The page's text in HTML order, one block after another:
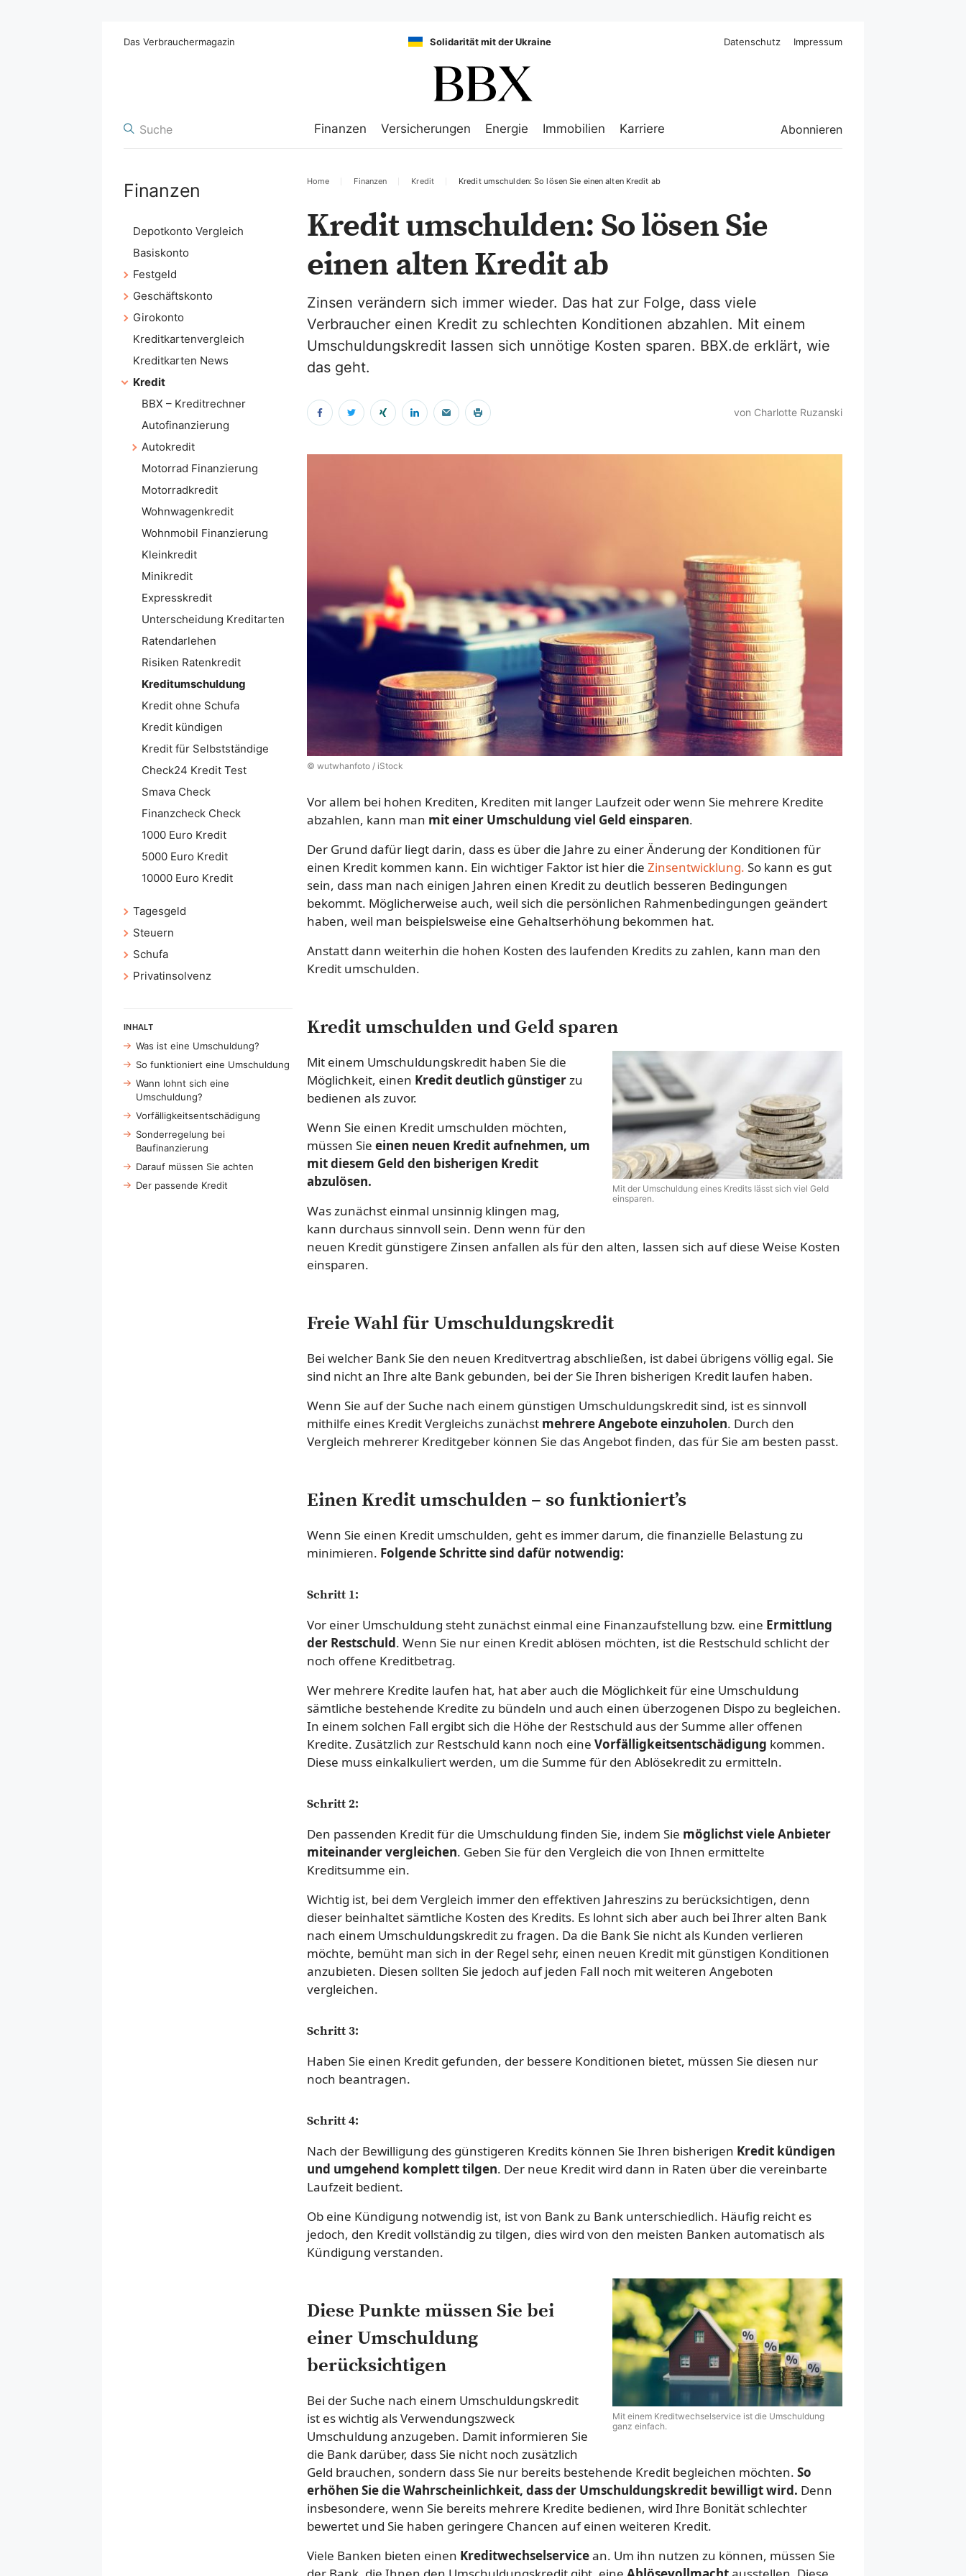
Das Verbrauchermagazin Solidarität mit der Ukraine Datenschutz Impressum
Finanzen Versicherungen Energie Immobilien Karriere Abonnieren
Finanzen
Depotkonto Vergleich
Basiskonto
Festgeld
Geschäftskonto
Girokonto
Kreditkartenvergleich
Kreditkarten News
Kredit
BBX – Kreditrechner
Autofinanzierung
Autokredit
Motorrad Finanzierung
Motorradkredit
Wohnwagenkredit
Wohnmobil Finanzierung
Kleinkredit
Minikredit
Expresskredit
Unterscheidung Kreditarten
Ratendarlehen
Risiken Ratenkredit
Kreditumschuldung
Kredit ohne Schufa
Kredit kündigen
Kredit für Selbstständige
Check24 Kredit Test
Smava Check
Finanzcheck Check
1000 Euro Kredit
5000 Euro Kredit
10000 Euro Kredit
Tagesgeld
Steuern
Schufa
Privatinsolvenz
INHALT
Was ist eine Umschuldung?
So funktioniert eine Umschuldung
Wann lohnt sich eine
Umschuldung?
Vorfälligkeitsentschädigung
Sonderregelung bei
Baufinanzierung
Darauf müssen Sie achten
Der passende Kredit
Home Finanzen Kredit Kredit umschulden: So lösen Sie einen alten Kredit ab
Kredit umschulden: So lösen Sie
einen alten Kredit ab
Zinsen verändern sich immer wieder. Das hat zur Folge, dass viele
Verbraucher einen Kredit zu schlechten Konditionen abzahlen. Mit einem
Umschuldungskredit lassen sich unnötige Kosten sparen. BBX.de erklärt, wie
das geht.
von Charlotte Ruzanski
© wutwhanfoto / iStock
Vor allem bei hohen Krediten, Krediten mit langer Laufzeit oder wenn Sie mehrere Kredite
abzahlen, kann man mit einer Umschuldung viel Geld einsparen.
Der Grund dafür liegt darin, dass es über die Jahre zu einer Änderung der Konditionen für
einen Kredit kommen kann. Ein wichtiger Faktor ist hier die Zinsentwicklung. So kann es gut
sein, dass man nach einigen Jahren einen Kredit zu deutlich besseren Bedingungen
bekommt. Möglicherweise auch, weil sich die persönlichen Rahmenbedingungen geändert
haben, weil man beispielsweise eine Gehaltserhöhung bekommen hat.
Anstatt dann weiterhin die hohen Kosten des laufenden Kredits zu zahlen, kann man den
Kredit umschulden.
Kredit umschulden und Geld sparen
Mit der Umschuldung eines Kredits lässt sich viel Geld
einsparen.
Mit einem Umschuldungskredit haben Sie die
Möglichkeit, einen Kredit deutlich günstigerzu
bedienen als zuvor.
Wenn Sie einen Kredit umschulden möchten,
müssen Sie einen neuen Kredit aufnehmen, um
mit diesem Geld den bisherigen Kredit
abzulösen.
Was zunächst einmal unsinnig klingen mag,
kann durchaus sinnvoll sein. Denn wenn für den
neuen Kredit günstigere Zinsen anfallen als für den alten, lassen sich auf diese Weise Kosten
einsparen.
Freie Wahl für Umschuldungskredit
Bei welcher Bank Sie den neuen Kreditvertrag abschließen, ist dabei übrigens völlig egal. Sie
sind nicht an Ihre alte Bank gebunden, bei der Sie Ihren bisherigen Kredit laufen haben.
Wenn Sie auf der Suche nach einem günstigen Umschuldungskredit sind, ist es sinnvoll
mithilfe eines Kredit Vergleichs zunächst mehrere Angebote einzuholen. Durch den
Vergleich mehrerer Kreditgeber können Sie das Angebot finden, das für Sie am besten passt.
Einen Kredit umschulden – so funktioniert’s
Wenn Sie einen Kredit umschulden, geht es immer darum, die finanzielle Belastung zu
minimieren. Folgende Schritte sind dafür notwendig:
Schritt 1:
Vor einer Umschuldung steht zunächst einmal eine Finanzaufstellung bzw. eine Ermittlung
der Restschuld. Wenn Sie nur einen Kredit ablösen möchten, ist die Restschuld schlicht der
noch offene Kreditbetrag.
Wer mehrere Kredite laufen hat, hat aber auch die Möglichkeit für eine Umschuldung
sämtliche bestehende Kredite zu bündeln und auch einen überzogenen Dispo zu begleichen.
In einem solchen Fall ergibt sich die Höhe der Restschuld aus der Summe aller offenen
Kredite. Zusätzlich zur Restschuld kann noch eine Vorfälligkeitsentschädigung kommen.
Diese muss einkalkuliert werden, um die Summe für den Ablösekredit zu ermitteln.
Schritt 2:
Den passenden Kredit für die Umschuldung finden Sie, indem Sie möglichst viele Anbieter
miteinander vergleichen. Geben Sie für den Vergleich die von Ihnen ermittelte
Kreditsumme ein.
Wichtig ist, bei dem Vergleich immer den effektiven Jahreszins zu berücksichtigen, denn
dieser beinhaltet sämtliche Kosten des Kredits. Es lohnt sich aber auch bei Ihrer alten Bank
nach einem Umschuldungskredit zu fragen. Da die Bank Sie nicht als Kunden verlieren
möchte, bemüht man sich in der Regel sehr, einen neuen Kredit mit günstigen Konditionen
anzubieten. Diesen sollten Sie jedoch auf jeden Fall noch mit weiteren Angeboten
vergleichen.
Schritt 3:
Haben Sie einen Kredit gefunden, der bessere Konditionen bietet, müssen Sie diesen nur
noch beantragen.
Schritt 4:
Nach der Bewilligung des günstigeren Kredits können Sie Ihren bisherigen Kredit kündigen
und umgehend komplett tilgen. Der neue Kredit wird dann in Raten über die vereinbarte
Laufzeit bedient.
Ob eine Kündigung notwendig ist, ist von Bank zu Bank unterschiedlich. Häufig reicht es
jedoch, den Kredit vollständig zu tilgen, dies wird von den meisten Banken automatisch als
Kündigung verstanden.
Mit einem Kreditwechselservice ist die Umschuldung
ganz einfach.
Diese Punkte müssen Sie bei
einer Umschuldung
berücksichtigen
Bei der Suche nach einem Umschuldungskredit
ist es wichtig als Verwendungszweck
Umschuldung anzugeben. Damit informieren Sie
die Bank darüber, dass Sie nicht noch zusätzlich
Geld brauchen, sondern dass Sie nur bereits bestehende Kredit begleichen möchten. So
erhöhen Sie die Wahrscheinlichkeit, dass der Umschuldungskredit bewilligt wird. Denn
insbesondere, wenn Sie bereits mehrere Kredite bedienen, wird Ihre Bonität schlechter
bewertet und Sie haben geringere Chancen auf einen weiteren Kredit.
Viele Banken bieten einen Kreditwechselservicean. Um ihn nutzen zu können, müssen Sie